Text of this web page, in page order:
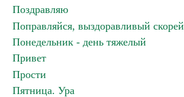
Поздравляю
Поправляйся, выздоравливый скорей
Понедельник - день тяжелый
Привет
Прости
Пятница. Ура